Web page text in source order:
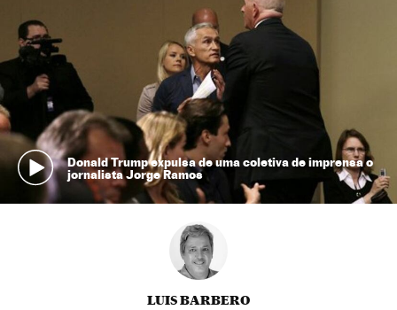
Donald Trump expulsa de uma coletiva de imprensa o
jornalista Jorge Ramos
LUIS BARBERO